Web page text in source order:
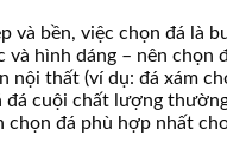
và bền, việc chọn đá là
hình dáng – nên chọn
nội thất (ví dụ: đá xám
đá cuội chất lượng
chọn đá phù hợp nhất